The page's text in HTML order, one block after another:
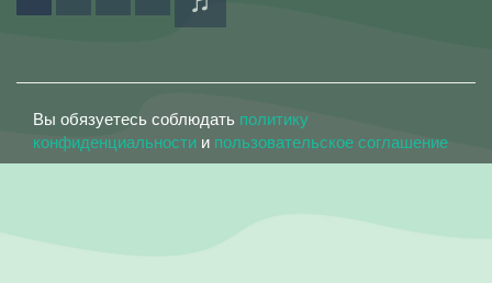
Вы обязуетесь соблюдать политику
конфиденциальности и пользовательское соглашение